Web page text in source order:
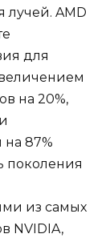
лучей. AMD
для
на 20%,
87%
поколения
из самых
NVIDIA,